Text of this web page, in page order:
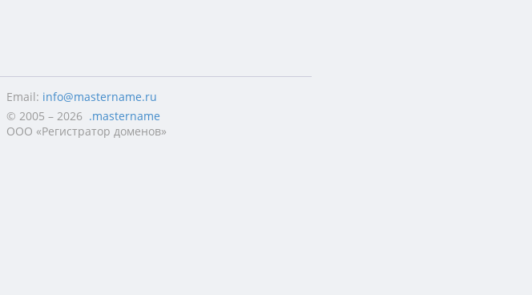
Email: info@mastername.ru
© 2005 – 2026 .mastername
ООО «Регистратор доменов»